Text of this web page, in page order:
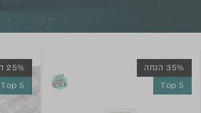
Top 5
35% הנחה
Top 5
25% הנחה